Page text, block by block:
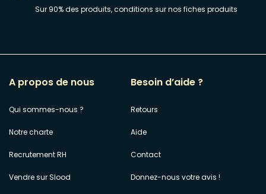
Sur 90% des produits, conditions sur nos fiches produits
A propos de nous
Qui sommes-nous ?
Notre charte
Recrutement RH
Vendre sur Slood
Besoin d’aide ?
Retours
Aide
Contact
Donnez-nous votre avis !